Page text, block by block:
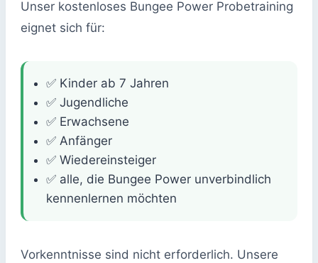
Unser kostenloses Bungee Power Probetraining
eignet sich für:
✅ Kinder ab 7 Jahren
✅ Jugendliche
✅ Erwachsene
✅ Anfänger
✅ Wiedereinsteiger
✅ alle, die Bungee Power unverbindlich
kennenlernen möchten
Vorkenntnisse sind nicht erforderlich. Unsere